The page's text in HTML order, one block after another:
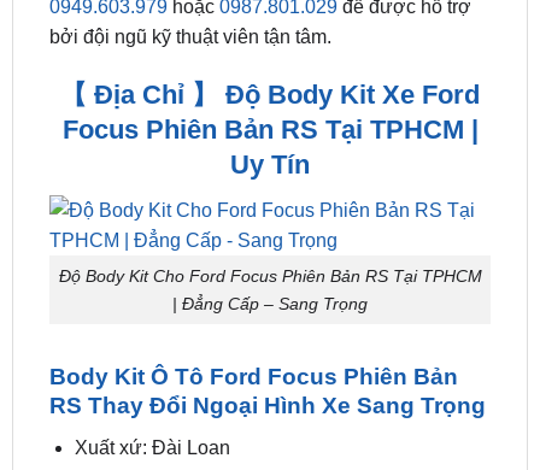
cấp phụ kiện – đồ chơi xe hơi cao cấp, chính hãng
uy tín. Bảo hành chuẩn mực dài hạn. Hỗ trợ khách
0949.603.979hoặc 0987.801.029 để được hỗ trợ
bởi đội ngũ kỹ thuật viên tận tâm.
【 Địa Chỉ 】 Độ Body Kit Xe Ford
Focus Phiên Bản RS Tại TPHCM |
Uy Tín
Độ Body Kit Cho Ford Focus Phiên Bản RS Tại TPHCM
| Đẳng Cấp – Sang Trọng